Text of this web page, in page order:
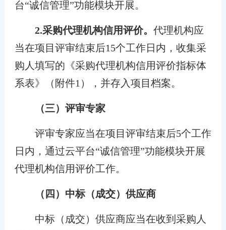
台“诚信管理”功能模块开展。
2.采购代理机构信用评价。 代理机构应
当在项目评审结束后15个工作日内，收集采
购人填写的《采购代理机构信用评价指标体
系表》（附件1），并存入项目档案。
（三）评审专家
评审专家应当在项目评审结束后5个工作
日内，通过云平台“诚信管理”功能模块开展
代理机构信用评价工作。
（四）中标（成交）供应商
中标（成交）供应商应当在收到采购人